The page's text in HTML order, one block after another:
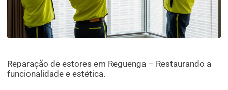
Reparação de estores em Reguenga – Restaurando a
funcionalidade e estética.